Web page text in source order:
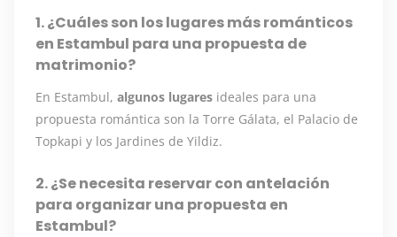
1. ¿Cuáles son los lugares más románticos
en Estambul para una propuesta de
matrimonio?
En Estambul, algunos lugares ideales para una
propuesta romántica son la Torre Gálata, el Palacio de
Topkapi y los Jardines de Yildiz.
2. ¿Se necesita reservar con antelación
para organizar una propuesta en
Estambul?